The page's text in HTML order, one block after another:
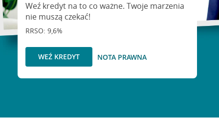
Weź kredyt na to co ważne. Twoje marzenia
nie muszą czekać!
RRSO: 9,6%
WEŹ KREDYT NOTA PRAWNA